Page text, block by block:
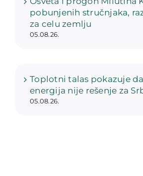
pobunjenih stručnjaka,
za celu zemlju
05.08.26.
Toplotni talas pokazuje
energija nije rešenje za
05.08.26.